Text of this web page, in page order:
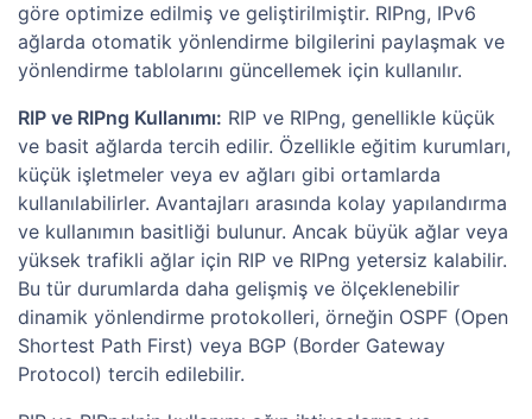
göre optimize edilmiş ve geliştirilmiştir. RIPng, IPv6
ağlarda otomatik yönlendirme bilgilerini paylaşmak ve
yönlendirme tablolarını güncellemek için kullanılır.
RIP ve RIPng Kullanımı: RIP ve RIPng, genellikle küçük
ve basit ağlarda tercih edilir. Özellikle eğitim kurumları,
küçük işletmeler veya ev ağları gibi ortamlarda
kullanılabilirler. Avantajları arasında kolay yapılandırma
ve kullanımın basitliği bulunur. Ancak büyük ağlar veya
yüksek trafikli ağlar için RIP ve RIPng yetersiz kalabilir.
Bu tür durumlarda daha gelişmiş ve ölçeklenebilir
dinamik yönlendirme protokolleri, örneğin OSPF (Open
Shortest Path First) veya BGP (Border Gateway
Protocol) tercih edilebilir.